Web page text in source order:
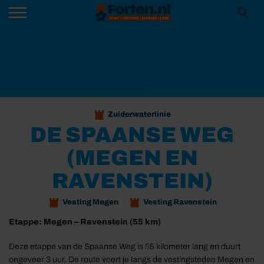
Zuiderwaterlinie
DE SPAANSE WEG
(MEGEN EN
RAVENSTEIN)
Vesting Megen Vesting Ravenstein
Etappe: Megen – Ravenstein (55 km)
Deze etappe van de Spaanse Weg is 55 kilometer lang en duurt
ongeveer 3 uur. De route voert je langs de vestingsteden Megen en